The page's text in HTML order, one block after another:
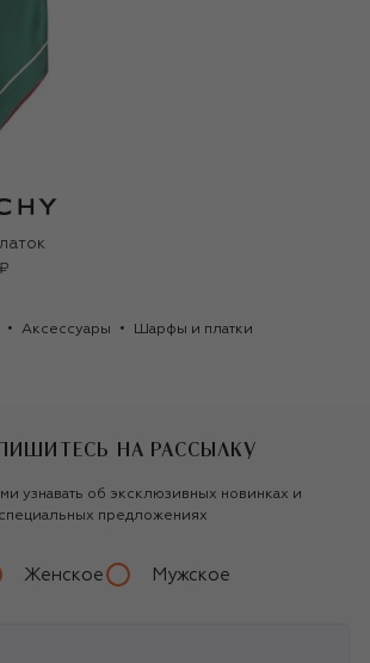
Аксессуары Шарфы и платки
НА РАССЫЛКУ
узнавать об эксклюзивных новинках и
специальных предложениях
Женское Мужское